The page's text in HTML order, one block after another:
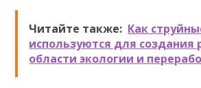
Читайте также: Как
используются для создания
области экологии и